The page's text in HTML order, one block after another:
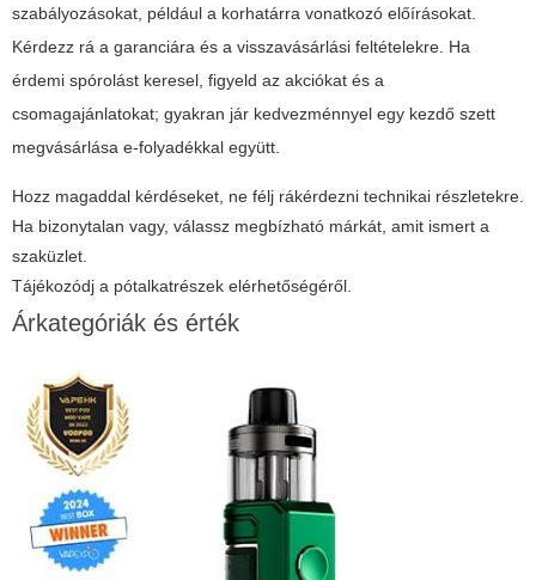
szabályozásokat, például a korhatárra vonatkozó előírásokat.
Kérdezz rá a garanciára és a visszavásárlási feltételekre. Ha
érdemi spórolást keresel, figyeld az akciókat és a
csomagajánlatokat; gyakran jár kedvezménnyel egy kezdő szett
megvásárlása e-folyadékkal együtt.
Hozz magaddal kérdéseket, ne félj rákérdezni technikai részletekre.
Ha bizonytalan vagy, válassz megbízható márkát, amit ismert a
szaküzlet.
Tájékozódj a pótalkatrészek elérhetőségéről.
Árkategóriák és érték